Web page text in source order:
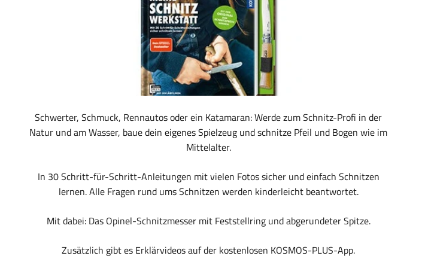
Schwerter, Schmuck, Rennautos oder ein Katamaran: Werde zum Schnitz-Profi in der
Natur und am Wasser, baue dein eigenes Spielzeug und schnitze Pfeil und Bogen wie im
Mittelalter.
In 30 Schritt-für-Schritt-Anleitungen mit vielen Fotos sicher und einfach Schnitzen
lernen. Alle Fragen rund ums Schnitzen werden kinderleicht beantwortet.
Mit dabei: Das Opinel-Schnitzmesser mit Feststellring und abgerundeter Spitze.
Zusätzlich gibt es Erklärvideos auf der kostenlosen KOSMOS-PLUS-App.